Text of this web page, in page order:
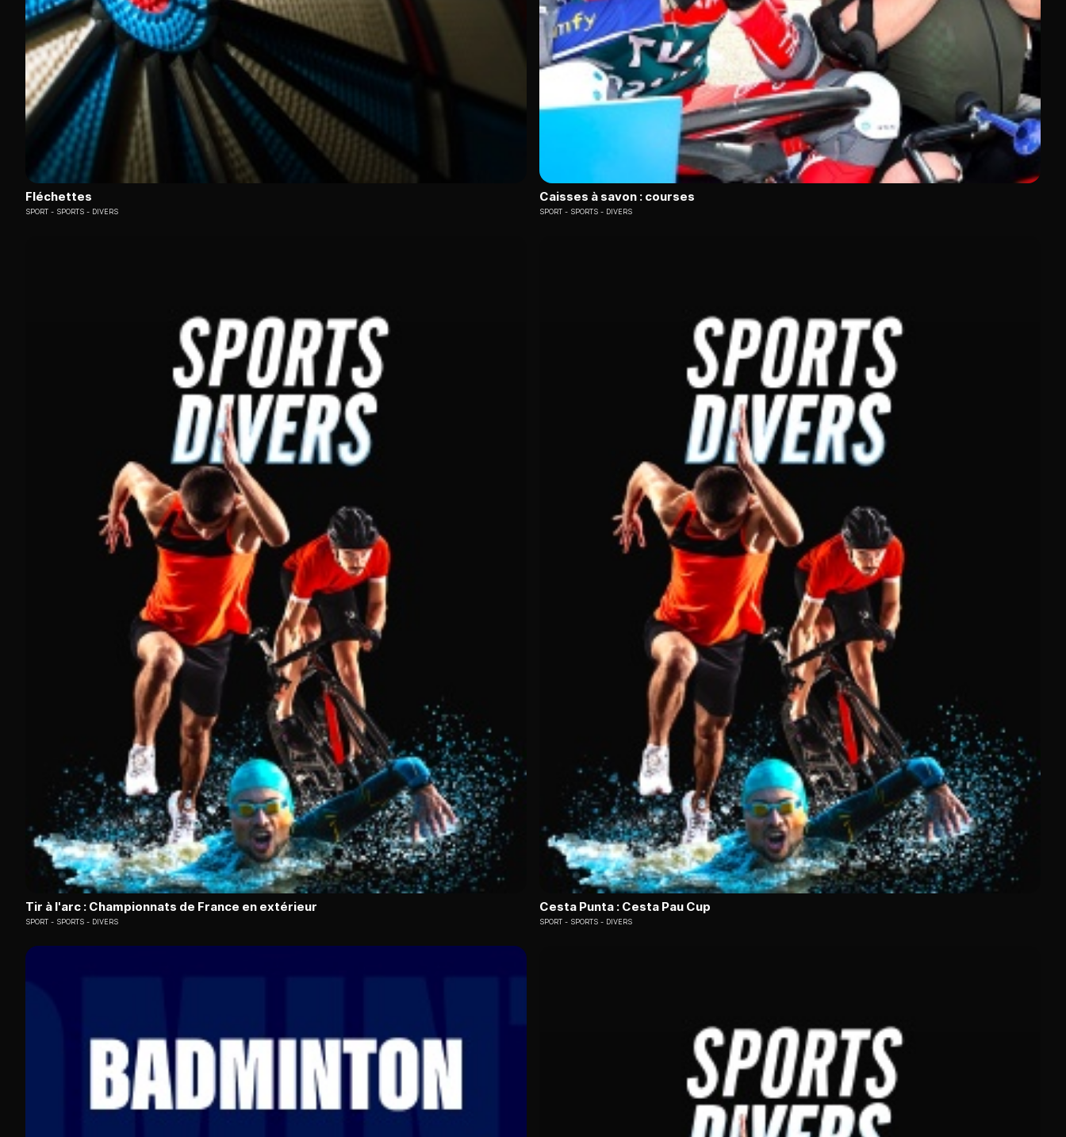
Fléchettes
SPORT SPORTS - DIVERS
Caisses à savon : courses
SPORT SPORTS - DIVERS
Tir à l'arc : Championnats de France en extérieur
SPORT SPORTS - DIVERS
Cesta Punta : Cesta Pau Cup
SPORT SPORTS - DIVERS